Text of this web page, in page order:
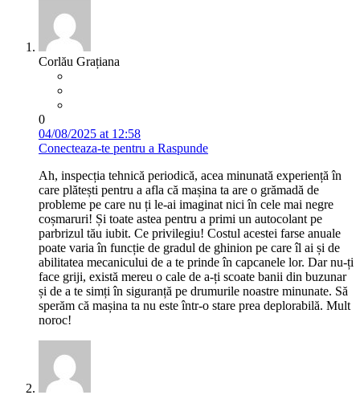
Corlău Grațiana
0
04/08/2025 at 12:58
Conecteaza-te pentru a Raspunde
Ah, inspecția tehnică periodică, acea minunată experiență în
care plătești pentru a afla că mașina ta are o grămadă de
probleme pe care nu ți le-ai imaginat nici în cele mai negre
coșmaruri! Și toate astea pentru a primi un autocolant pe
parbrizul tău iubit. Ce privilegiu! Costul acestei farse anuale
poate varia în funcție de gradul de ghinion pe care îl ai și de
abilitatea mecanicului de a te prinde în capcanele lor. Dar nu-ți
face griji, există mereu o cale de a-ți scoate banii din buzunar
și de a te simți în siguranță pe drumurile noastre minunate. Să
sperăm că mașina ta nu este într-o stare prea deplorabilă. Mult
noroc!